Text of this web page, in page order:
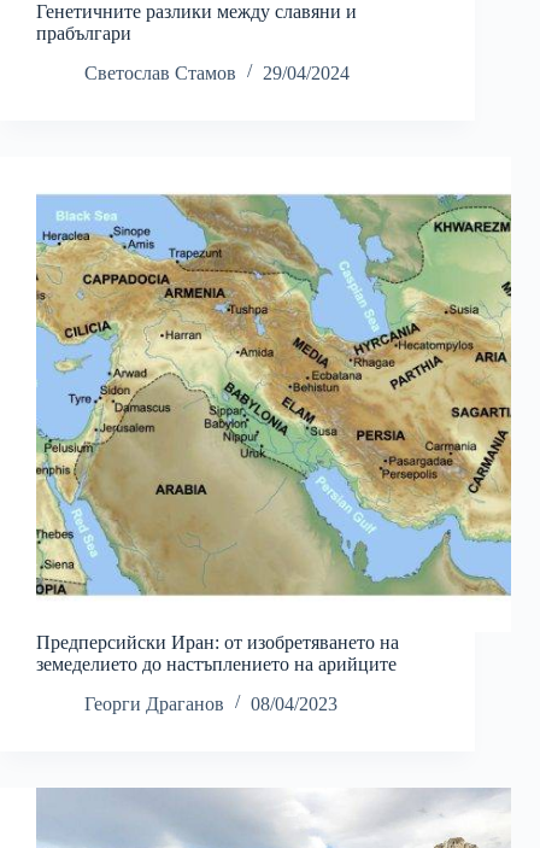
Генетичните разлики между славяни и
прабългари
Светослав Стамов
29/04/2024
Предперсийски Иран: от изобретяването на
земеделието до настъплението на арийците
Георги Драганов
08/04/2023